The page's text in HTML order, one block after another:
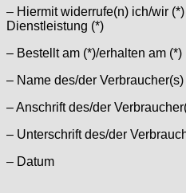
– Hiermit widerrufe(n) ich/wir
Dienstleistung (*)
– Bestellt am (*)/erhalten am (*)
– Name des/der Verbraucher(s)
– Anschrift des/der
– Unterschrift des/der
– Datum